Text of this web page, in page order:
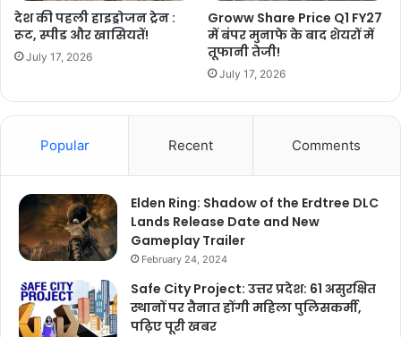
देश की पहली हाइड्रोजन ट्रेन :
रूट, स्पीड और खासियतें!
July 17, 2026
Groww Share Price Q1 FY27
में बंपर मुनाफे के बाद शेयरों में
तूफानी तेजी!
July 17, 2026
Popular Recent Comments
Elden Ring: Shadow of the Erdtree DLC
Lands Release Date and New
Gameplay Trailer
February 24, 2024
Safe City Project: उत्तर प्रदेश: 61 असुरक्षित
स्थानों पर तैनात होंगी महिला पुलिसकर्मी,
पढ़िए पूरी खबर